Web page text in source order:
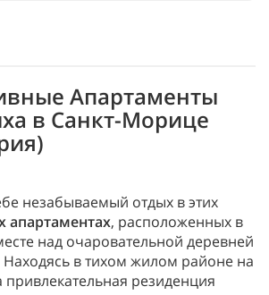
Апартаменты
в Санкт-Морице
незабываемый отдых в этих
апартаментах, расположенных в
над очаровательной деревней
Находясь в тихом жилом районе на
привлекательная резиденция